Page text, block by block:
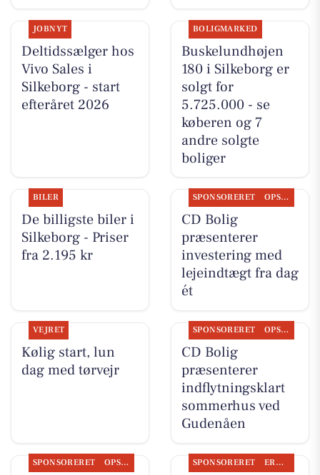
JOBNYT
Deltidssælger hos
Vivo Sales i
Silkeborg - start
efteråret 2026
BOLIGMARKED
Buskelundhøjen
180 i Silkeborg er
solgt for
5.725.000 - se
køberen og 7
andre solgte
boliger
BILER
De billigste biler i
Silkeborg - Priser
fra 2.195 kr
SPONSORERET OPSLAGSTAVLEN
CD Bolig
præsenterer
investering med
lejeindtægt fra dag
ét
VEJRET
Kølig start, lun
dag med tørvejr
SPONSORERET OPSLAGSTAVLEN
CD Bolig
præsenterer
indflytningsklart
sommerhus ved
Gudenåen
SPONSORERET OPSLAGSTAVLEN SPONSORERET ERHVERV